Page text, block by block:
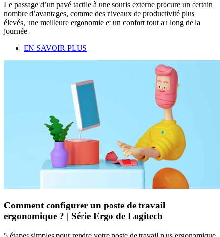
Le passage d’un pavé tactile à une souris externe procure un certain
nombre d’avantages, comme des niveaux de productivité plus
élevés, une meilleure ergonomie et un confort tout au long de la
journée.
EN SAVOIR PLUS
Comment configurer un poste de travail
ergonomique ? | Série Ergo de Logitech
5 étapes simples pour rendre votre poste de travail plus ergonomique